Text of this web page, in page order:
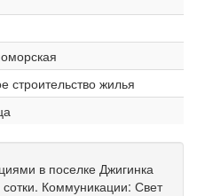
строительство жилья
в поселке Джигинка
Коммуникации: Свет